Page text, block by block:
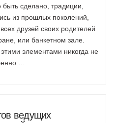
быть сделано, традиции,
из прошлых поколений,
друзей своих родителей
или банкетном зале.
элементами никогда не
…
ведущих